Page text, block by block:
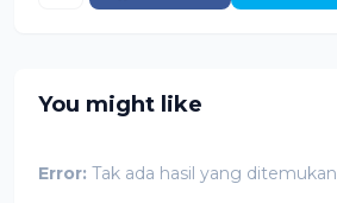
You might like
Error: Tak ada hasil yang ditemukan